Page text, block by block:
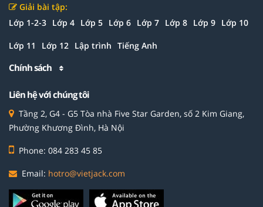
Giải bài tập:
Lớp 1-2-3 Lớp 4 Lớp 5 Lớp 6 Lớp 7 Lớp 8 Lớp 9 Lớp 10
Lớp 11 Lớp 12 Lập trình Tiếng Anh
Chính sách
Liên hệ với chúng tôi
Tầng 2, G4 - G5 Tòa nhà Five Star Garden, số 2 Kim Giang,
Phường Khương Đình, Hà Nội
Phone: 084 283 45 85
Email: hotro@vietjack.com